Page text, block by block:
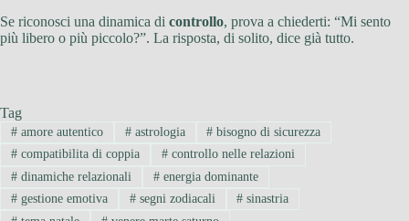
Se riconosci una dinamica di controllo, prova a chiederti: “Mi sento
più libero o più piccolo?”. La risposta, di solito, dice già tutto.
Tag
#amore autentico #astrologia # bisogno di sicurezza
#compatibilita di coppia #controllo nelle relazioni
#dinamiche relazionali #energia dominante
#gestione emotiva #segni zodiacali # sinastria